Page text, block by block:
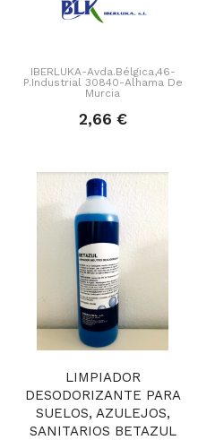
IBERLUKA-Avda.Bélgica,46-
P.Industrial 30840-Alhama De
Murcia
2,66 €
LIMPIADOR
DESODORIZANTE PARA
SUELOS, AZULEJOS,
SANITARIOS BETAZUL